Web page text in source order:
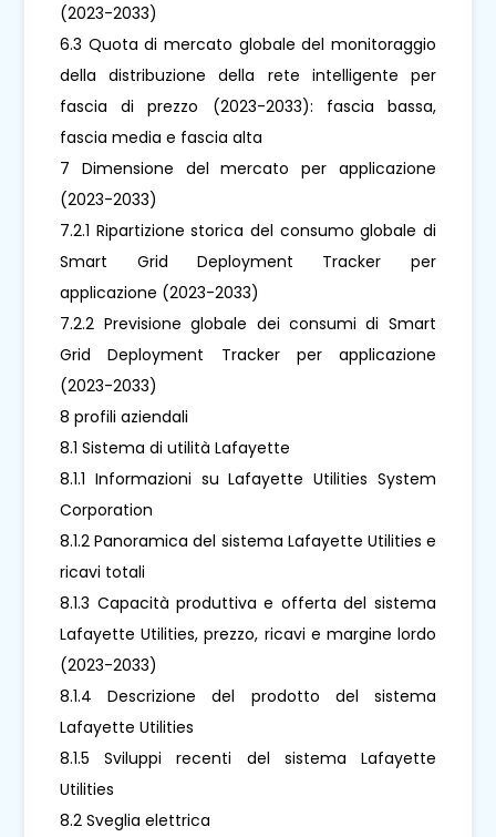
(2023-2033)
6.3 Quota di mercato globale del monitoraggio
della distribuzione della rete intelligente per
fascia di prezzo (2023-2033): fascia bassa,
fascia media e fascia alta
7 Dimensione del mercato per applicazione
(2023-2033)
7.2.1 Ripartizione storica del consumo globale di
Smart Grid Deployment Tracker per
applicazione (2023-2033)
7.2.2 Previsione globale dei consumi di Smart
Grid Deployment Tracker per applicazione
(2023-2033)
8 profili aziendali
8.1 Sistema di utilità Lafayette
8.1.1 Informazioni su Lafayette Utilities System
Corporation
8.1.2 Panoramica del sistema Lafayette Utilities e
ricavi totali
8.1.3 Capacità produttiva e offerta del sistema
Lafayette Utilities, prezzo, ricavi e margine lordo
(2023-2033)
8.1.4 Descrizione del prodotto del sistema
Lafayette Utilities
8.1.5 Sviluppi recenti del sistema Lafayette
Utilities
8.2 Sveglia elettrica